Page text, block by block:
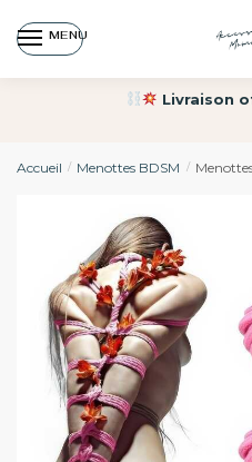
MENU
Livraison
Accueil / Menottes BDSM / Menottes